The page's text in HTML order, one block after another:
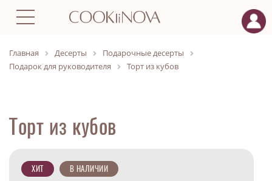
Главная Десерты
Подарочные десерты
Подарок для руководителя
Торт из кубов
Торт из кубов
ХИТ В НАЛИЧИИ